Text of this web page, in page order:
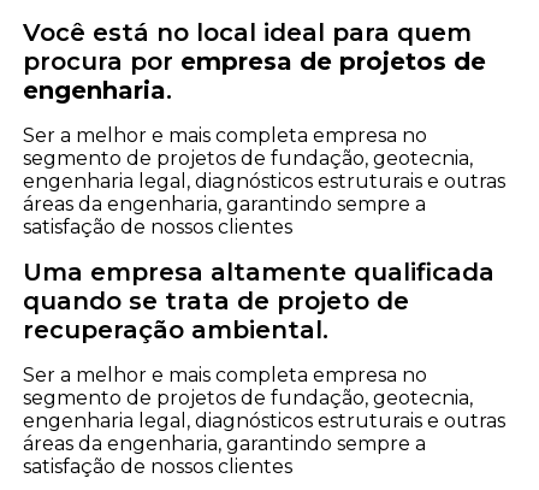
Você está no local ideal para quem
procura por empresa de projetos de
engenharia.
Ser a melhor e mais completa empresa no
segmento de projetos de fundação, geotecnia,
engenharia legal, diagnósticos estruturais e outras
áreas da engenharia, garantindo sempre a
satisfação de nossos clientes
Uma empresa altamente qualificada
quando se trata de projeto de
recuperação ambiental.
Ser a melhor e mais completa empresa no
segmento de projetos de fundação, geotecnia,
engenharia legal, diagnósticos estruturais e outras
áreas da engenharia, garantindo sempre a
satisfação de nossos clientes